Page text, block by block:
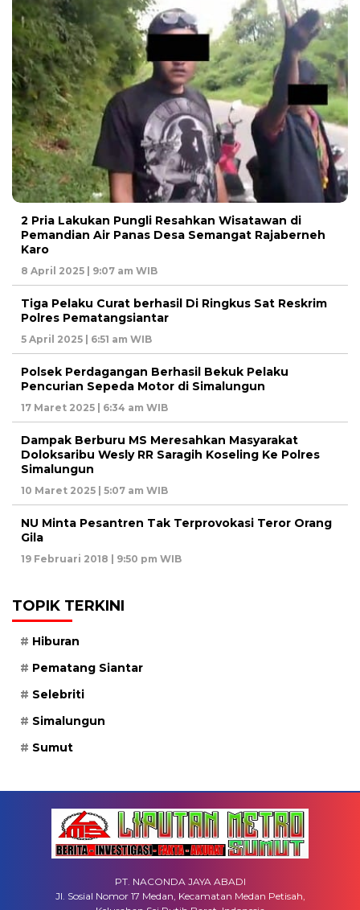
2 Pria Lakukan Pungli Resahkan Wisatawan di
Pemandian Air Panas Desa Semangat Rajaberneh
Karo
8 April 2025 | 9:07 am WIB
Tiga Pelaku Curat berhasil Di Ringkus Sat Reskrim
Polres Pematangsiantar
5 April 2025 | 6:51 am WIB
Polsek Perdagangan Berhasil Bekuk Pelaku
Pencurian Sepeda Motor di Simalungun
17 Maret 2025 | 6:34 am WIB
Dampak Berburu MS Meresahkan Masyarakat
Doloksaribu Wesly RR Saragih Koseling Ke Polres
Simalungun
10 Maret 2025 | 5:07 am WIB
NU Minta Pesantren Tak Terprovokasi Teror Orang
Gila
19 Februari 2018 | 9:50 pm WIB
TOPIK TERKINI
Hiburan
Pematang Siantar
Selebriti
Simalungun
Sumut
PT. NACONDA JAYA ABADI
Jl. Sosial Nomor 17 Medan, Kecamatan Medan Petisah,